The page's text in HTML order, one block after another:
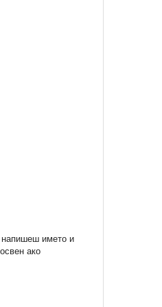
напишеш името и
ако